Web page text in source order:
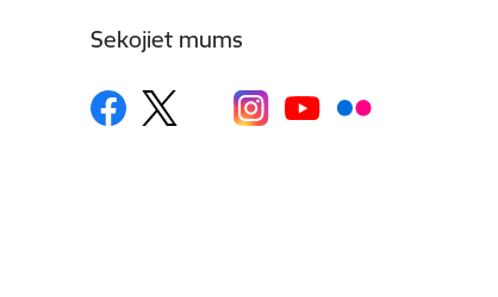
Sekojiet mums